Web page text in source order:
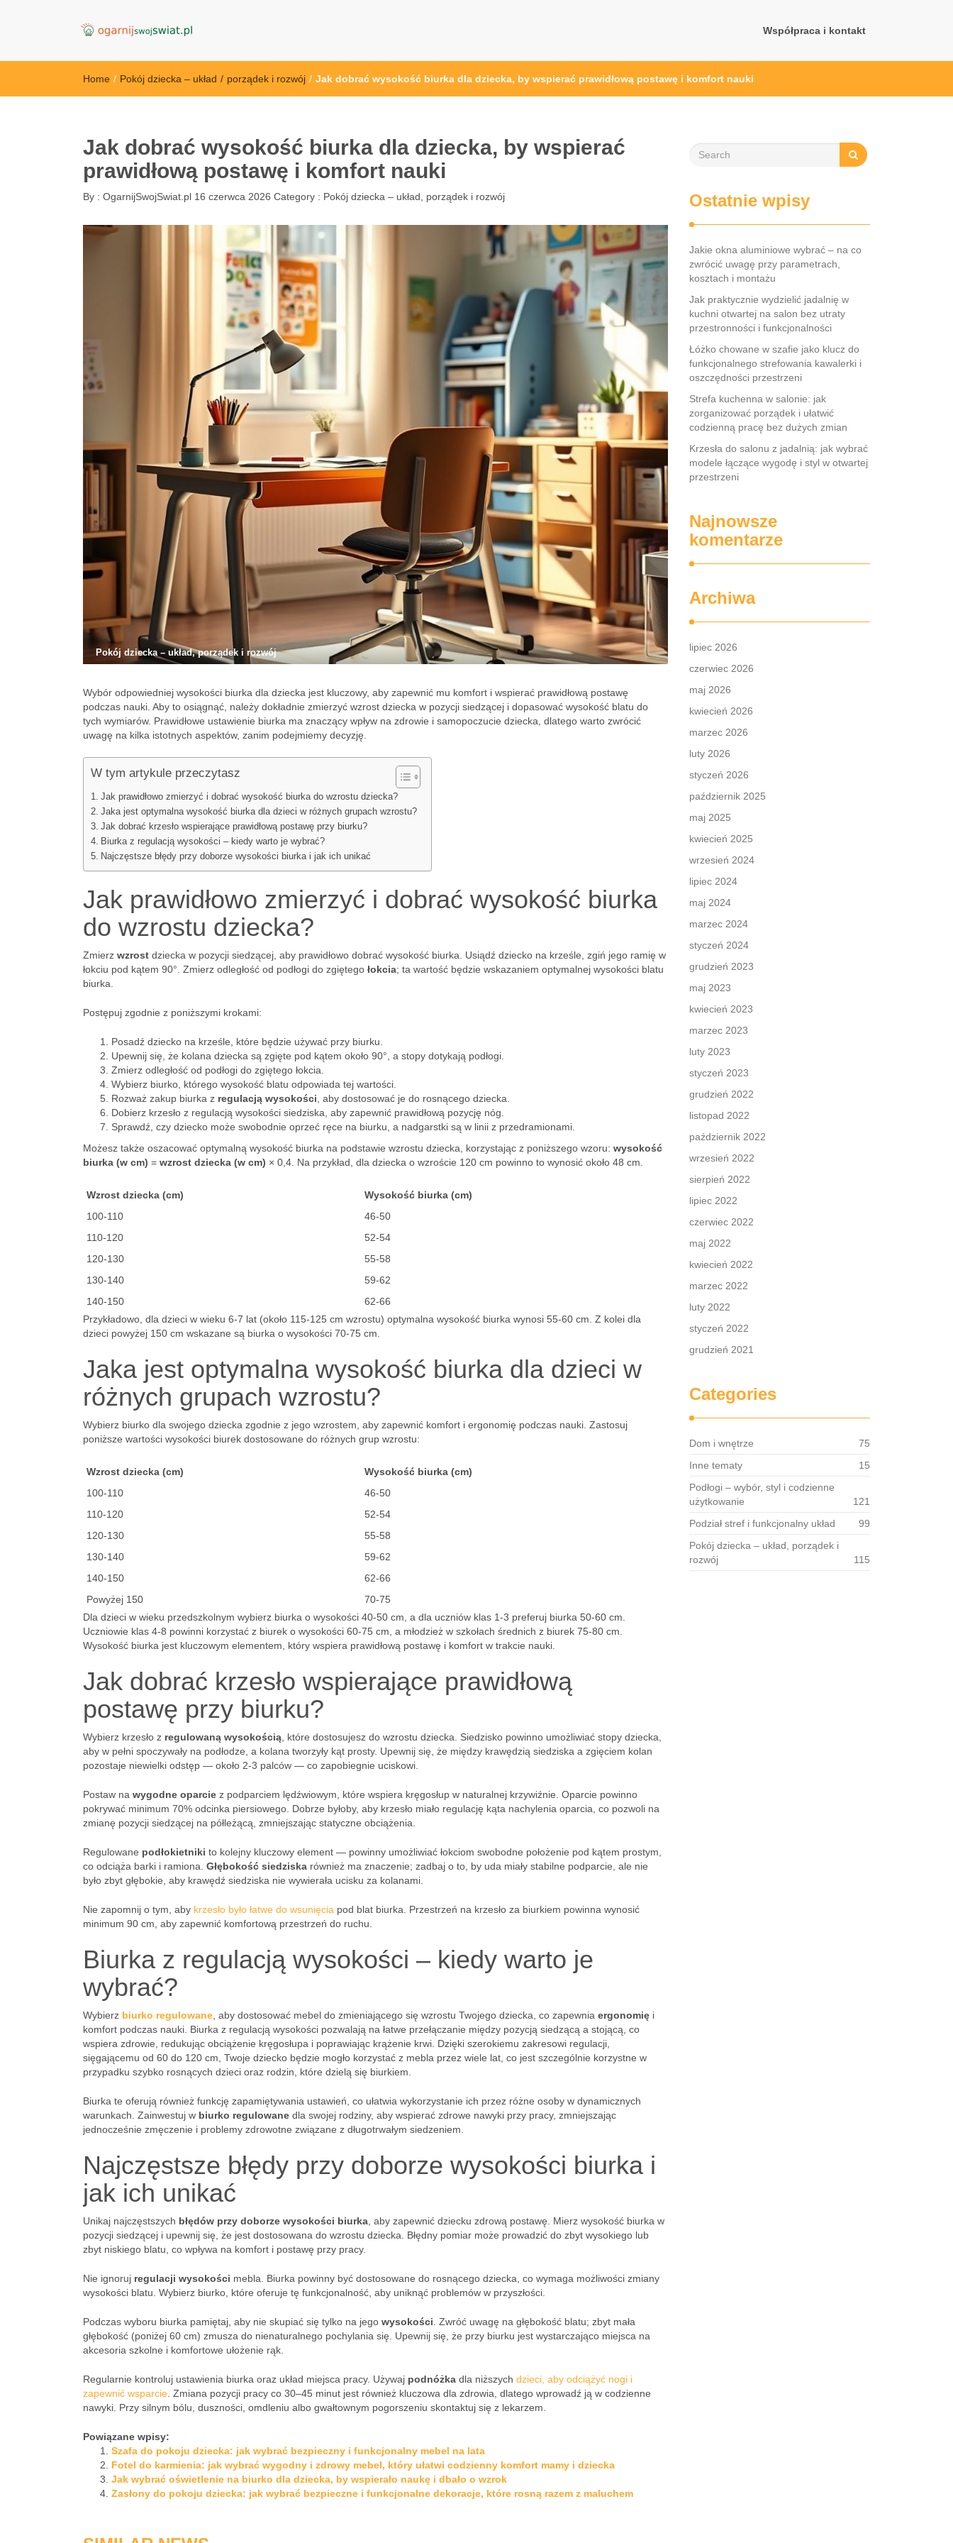
Współpraca i kontakt
Home / Pokój dziecka – układ / porządek i rozwój / Jak dobrać wysokość biurka dla dziecka, by wspierać prawidłową postawę i komfort nauki
Jak dobrać wysokość biurka dla dziecka, by wspierać
prawidłową postawę i komfort nauki
By : OgarnijSwojSwiat.pl 16 czerwca 2026 Category : Pokój dziecka – układ, porządek i rozwój
Pokój dziecka – układ, porządek i rozwój
Wybór odpowiedniej wysokości biurka dla dziecka jest kluczowy, aby zapewnić mu komfort i wspierać prawidłową postawę
podczas nauki. Aby to osiągnąć, należy dokładnie zmierzyć wzrost dziecka w pozycji siedzącej i dopasować wysokość blatu do
tych wymiarów. Prawidłowe ustawienie biurka ma znaczący wpływ na zdrowie i samopoczucie dziecka, dlatego warto zwrócić
uwagę na kilka istotnych aspektów, zanim podejmiemy decyzję.
W tym artykule przeczytasz
Jak prawidłowo zmierzyć i dobrać wysokość biurka do wzrostu dziecka?
Jaka jest optymalna wysokość biurka dla dzieci w różnych grupach wzrostu?
Jak dobrać krzesło wspierające prawidłową postawę przy biurku?
Biurka z regulacją wysokości – kiedy warto je wybrać?
Najczęstsze błędy przy doborze wysokości biurka i jak ich unikać
Jak prawidłowo zmierzyć i dobrać wysokość biurka
do wzrostu dziecka?
Zmierz wzrost dziecka w pozycji siedzącej, aby prawidłowo dobrać wysokość biurka. Usiądź dziecko na krześle, zgiń jego ramię w
łokciu pod kątem 90°. Zmierz odległość od podłogi do zgiętego łokcia; ta wartość będzie wskazaniem optymalnej wysokości blatu
biurka.
Postępuj zgodnie z poniższymi krokami:
Posadź dziecko na krześle, które będzie używać przy biurku.
Upewnij się, że kolana dziecka są zgięte pod kątem około 90°, a stopy dotykają podłogi.
Zmierz odległość od podłogi do zgiętego łokcia.
Wybierz biurko, którego wysokość blatu odpowiada tej wartości.
Rozważ zakup biurka z regulacją wysokości , aby dostosować je do rosnącego dziecka.
Dobierz krzesło z regulacją wysokości siedziska, aby zapewnić prawidłową pozycję nóg.
Sprawdź, czy dziecko może swobodnie oprzeć ręce na biurku, a nadgarstki są w linii z przedramionami.
Możesz także oszacować optymalną wysokość biurka na podstawie wzrostu dziecka, korzystając z poniższego wzoru: wysokość
biurka (w cm) = wzrost dziecka (w cm) × 0,4. Na przykład, dla dziecka o wzroście 120 cm powinno to wynosić około 48 cm.
Wzrost dziecka (cm)
Wysokość biurka (cm)
100-110
46-50
110-120
52-54
120-130
55-58
130-140
59-62
140-150
62-66
Przykładowo, dla dzieci w wieku 6-7 lat (około 115-125 cm wzrostu) optymalna wysokość biurka wynosi 55-60 cm. Z kolei dla
dzieci powyżej 150 cm wskazane są biurka o wysokości 70-75 cm.
Jaka jest optymalna wysokość biurka dla dzieci w
różnych grupach wzrostu?
Wybierz biurko dla swojego dziecka zgodnie z jego wzrostem, aby zapewnić komfort i ergonomię podczas nauki. Zastosuj
poniższe wartości wysokości biurek dostosowane do różnych grup wzrostu:
Wzrost dziecka (cm)
Wysokość biurka (cm)
100-110
46-50
110-120
52-54
120-130
55-58
130-140
59-62
140-150
62-66
Powyżej 150
70-75
Dla dzieci w wieku przedszkolnym wybierz biurka o wysokości 40-50 cm, a dla uczniów klas 1-3 preferuj biurka 50-60 cm.
Uczniowie klas 4-8 powinni korzystać z biurek o wysokości 60-75 cm, a młodzież w szkołach średnich z biurek 75-80 cm.
Wysokość biurka jest kluczowym elementem, który wspiera prawidłową postawę i komfort w trakcie nauki.
Jak dobrać krzesło wspierające prawidłową
postawę przy biurku?
Wybierz krzesło z regulowaną wysokością , które dostosujesz do wzrostu dziecka. Siedzisko powinno umożliwiać stopy dziecka,
aby w pełni spoczywały na podłodze, a kolana tworzyły kąt prosty. Upewnij się, że między krawędzią siedziska a zgięciem kolan
pozostaje niewielki odstęp — około 2-3 palców — co zapobiegnie uciskowi.
Postaw na wygodne oparcie z podparciem lędźwiowym, które wspiera kręgosłup w naturalnej krzywiźnie. Oparcie powinno
pokrywać minimum 70% odcinka piersiowego. Dobrze byłoby, aby krzesło miało regulację kąta nachylenia oparcia, co pozwoli na
zmianę pozycji siedzącej na półleżącą, zmniejszając statyczne obciążenia.
Regulowane podłokietniki to kolejny kluczowy element — powinny umożliwiać łokciom swobodne położenie pod kątem prostym,
co odciąża barki i ramiona. Głębokość siedziska również ma znaczenie; zadbaj o to, by uda miały stabilne podparcie, ale nie
było zbyt głębokie, aby krawędź siedziska nie wywierała ucisku za kolanami.
Nie zapomnij o tym, aby krzesło było łatwe do wsunięcia pod blat biurka. Przestrzeń na krzesło za biurkiem powinna wynosić
minimum 90 cm, aby zapewnić komfortową przestrzeń do ruchu.
Biurka z regulacją wysokości – kiedy warto je
wybrać?
Wybierz biurko regulowane , aby dostosować mebel do zmieniającego się wzrostu Twojego dziecka, co zapewnia ergonomię i
komfort podczas nauki. Biurka z regulacją wysokości pozwalają na łatwe przełączanie między pozycją siedzącą a stojącą, co
wspiera zdrowie, redukując obciążenie kręgosłupa i poprawiając krążenie krwi. Dzięki szerokiemu zakresowi regulacji,
sięgającemu od 60 do 120 cm, Twoje dziecko będzie mogło korzystać z mebla przez wiele lat, co jest szczególnie korzystne w
przypadku szybko rosnących dzieci oraz rodzin, które dzielą się biurkiem.
Biurka te oferują również funkcję zapamiętywania ustawień, co ułatwia wykorzystanie ich przez różne osoby w dynamicznych
warunkach. Zainwestuj w biurko regulowane dla swojej rodziny, aby wspierać zdrowe nawyki przy pracy, zmniejszając
jednocześnie zmęczenie i problemy zdrowotne związane z długotrwałym siedzeniem.
Najczęstsze błędy przy doborze wysokości biurka i
jak ich unikać
Unikaj najczęstszych błędów przy doborze wysokości biurka , aby zapewnić dziecku zdrową postawę. Mierz wysokość biurka w
pozycji siedzącej i upewnij się, że jest dostosowana do wzrostu dziecka. Błędny pomiar może prowadzić do zbyt wysokiego lub
zbyt niskiego blatu, co wpływa na komfort i postawę przy pracy.
Nie ignoruj regulacji wysokości mebla. Biurka powinny być dostosowane do rosnącego dziecka, co wymaga możliwości zmiany
wysokości blatu. Wybierz biurko, które oferuje tę funkcjonalność, aby uniknąć problemów w przyszłości.
Podczas wyboru biurka pamiętaj, aby nie skupiać się tylko na jego wysokości . Zwróć uwagę na głębokość blatu; zbyt mała
głębokość (poniżej 60 cm) zmusza do nienaturalnego pochylania się. Upewnij się, że przy biurku jest wystarczająco miejsca na
akcesoria szkolne i komfortowe ułożenie rąk.
Regularnie kontroluj ustawienia biurka oraz układ miejsca pracy. Używaj podnóżka dla niższych dzieci, aby odciążyć nogi i
zapewnić wsparcie . Zmiana pozycji pracy co 30–45 minut jest również kluczowa dla zdrowia, dlatego wprowadź ją w codzienne
nawyki. Przy silnym bólu, duszności, omdleniu albo gwałtownym pogorszeniu skontaktuj się z lekarzem.
Powiązane wpisy:
Szafa do pokoju dziecka: jak wybrać bezpieczny i funkcjonalny mebel na lata
Fotel do karmienia: jak wybrać wygodny i zdrowy mebel, który ułatwi codzienny komfort mamy i dziecka
Jak wybrać oświetlenie na biurko dla dziecka, by wspierało naukę i dbało o wzrok
Zasłony do pokoju dziecka: jak wybrać bezpieczne i funkcjonalne dekoracje, które rosną razem z maluchem
Ostatnie wpisy
Jakie okna aluminiowe wybrać – na co
zwrócić uwagę przy parametrach,
kosztach i montażu
Jak praktycznie wydzielić jadalnię w
kuchni otwartej na salon bez utraty
przestronności i funkcjonalności
Łóżko chowane w szafie jako klucz do
funkcjonalnego strefowania kawalerki i
oszczędności przestrzeni
Strefa kuchenna w salonie: jak
zorganizować porządek i ułatwić
codzienną pracę bez dużych zmian
Krzesła do salonu z jadalnią: jak wybrać
modele łączące wygodę i styl w otwartej
przestrzeni
Najnowsze
komentarze
Archiwa
lipiec 2026
czerwiec 2026
maj 2026
kwiecień 2026
marzec 2026
luty 2026
styczeń 2026
październik 2025
maj 2025
kwiecień 2025
wrzesień 2024
lipiec 2024
maj 2024
marzec 2024
styczeń 2024
grudzień 2023
maj 2023
kwiecień 2023
marzec 2023
luty 2023
styczeń 2023
grudzień 2022
listopad 2022
październik 2022
wrzesień 2022
sierpień 2022
lipiec 2022
czerwiec 2022
maj 2022
kwiecień 2022
marzec 2022
luty 2022
styczeń 2022
grudzień 2021
Categories
Dom i wnętrze
75
Inne tematy
15
Podłogi – wybór, styl i codzienne
użytkowanie
121
Podział stref i funkcjonalny układ
99
Pokój dziecka – układ, porządek i
rozwój
115